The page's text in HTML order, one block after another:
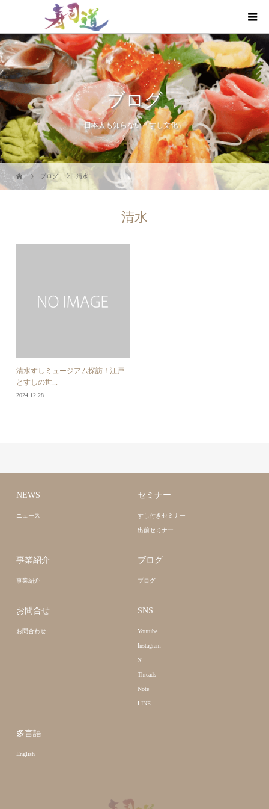
ブログ
日本人も知らない「すし文化」
ブログ 清水
清水
清水すしミュージアム探訪！江戸
とすしの世...
2024.12.28
NEWS
ニュース
セミナー
すし付きセミナー
出前セミナー
事業紹介
事業紹介
ブログ
ブログ
お問合せ
お問合わせ
SNS
Youtube
Instagram
X
Threads
Note
LINE
多言語
English